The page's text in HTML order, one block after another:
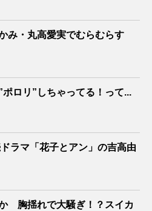
み・丸高愛実でむらむらす
ポロリ”しちゃってる！って...
ラマ「花子とアン」の吉高由
胸揺れで大騒ぎ！？スイカ